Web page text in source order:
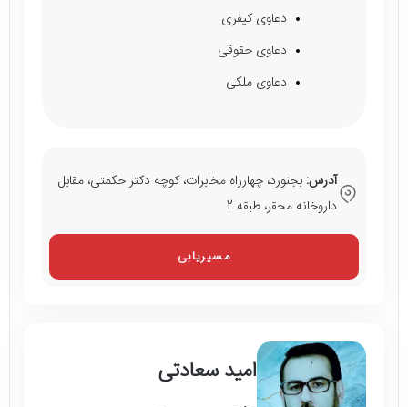
دعاوی کیفری
دعاوی حقوقی
دعاوی ملکی
آدرس: بجنورد، چهارراه مخابرات، کوچه دکتر حکمتی، مقابل
داروخانه محقر، طبقه 2
مسیریابی
امید سعادتی